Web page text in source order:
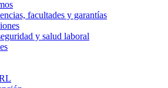
facultades y garantías
y salud laboral